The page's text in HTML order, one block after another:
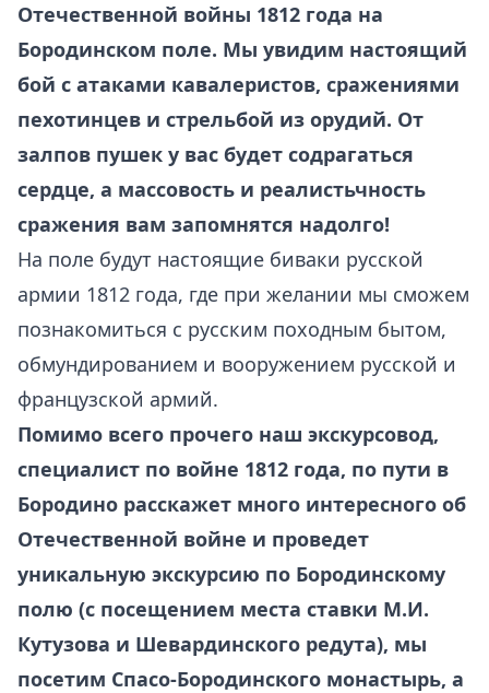
Отечественной войны 1812 года на
Бородинском поле. Мы увидим настоящий
бой с атаками кавалеристов, сражениями
пехотинцев и стрельбой из орудий. От
залпов пушек у вас будет содрагаться
сердце, а массовость и реалистьчность
сражения вам запомнятся надолго!
На поле будут настоящие биваки русской
армии 1812 года, где при желании мы сможем
познакомиться с русским походным бытом,
обмундированием и вооружением русской и
французской армий.
Помимо всего прочего наш экскурсовод,
специалист по войне 1812 года, по пути в
Бородино расскажет много интересного об
Отечественной войне и проведет
уникальную экскурсию по Бородинскому
полю (с посещением места ставки М.И.
Кутузова и Шевардинского редута), мы
посетим Спасо-Бородинского монастырь, а